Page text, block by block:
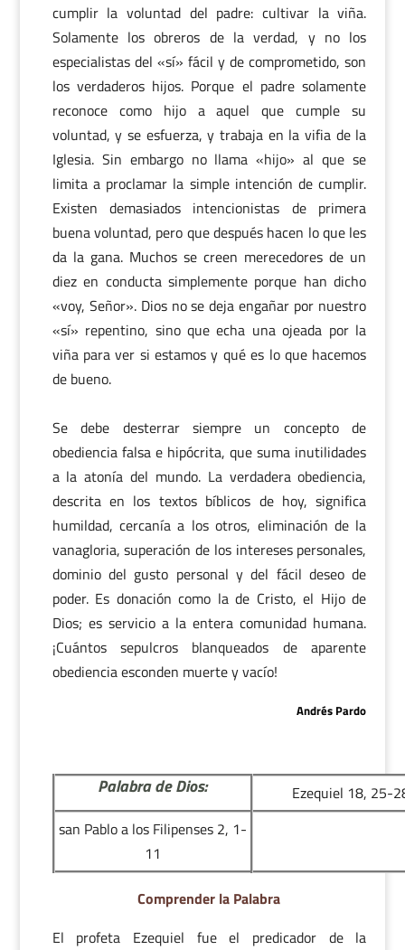
cumplir la voluntad del padre: cultivar la viña.
Solamente los obreros de la verdad, y no los
especialistas del «sí» fácil y de comprometido, son
los verdaderos hijos. Porque el padre solamente
reconoce como hijo a aquel que cumple su
voluntad, y se esfuerza, y trabaja en la vifia de la
Iglesia. Sin embargo no llama «hijo» al que se
limita a proclamar la simple intención de cumplir.
Existen demasiados intencionistas de primera
buena voluntad, pero que después hacen lo que les
da la gana. Muchos se creen merecedores de un
diez en conducta simplemente porque han dicho
«voy, Señor». Dios no se deja engañar por nuestro
«sí» repentino, sino que echa una ojeada por la
viña para ver si estamos y qué es lo que hacemos
de bueno.
Se debe desterrar siempre un concepto de
obediencia falsa e hipócrita, que suma inutilidades
a la atonía del mundo. La verdadera obediencia,
descrita en los textos bíblicos de hoy, significa
humildad, cercanía a los otros, eliminación de la
vanagloria, superación de los intereses personales,
dominio del gusto personal y del fácil deseo de
poder. Es donación como la de Cristo, el Hijo de
Dios; es servicio a la entera comunidad humana.
¡Cuántos sepulcros blanqueados de aparente
obediencia esconden muerte y vacío!
Andrés Pardo
Palabra de Dios:
Ezequiel 18, 25-
san Pablo a los Filipenses 2, 1-
11
Comprender la Palabra
El profeta Ezequiel fue el predicador de la